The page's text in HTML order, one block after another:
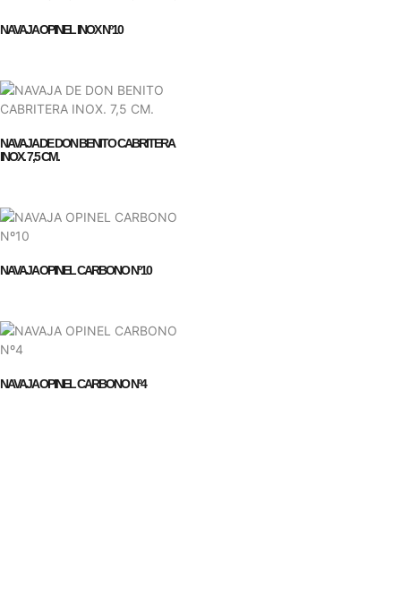
NAVAJA OPINEL INOX Nº10
NAVAJA DE DON BENITO CABRITERA
INOX. 7,5 CM.
NAVAJA OPINEL CARBONO Nº10
NAVAJA OPINEL CARBONO Nº4